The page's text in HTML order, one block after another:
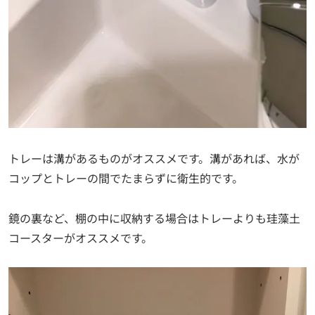
トレーは溝があるものがオススメです。溝があれば、水が
コップとトレーの間でたまらずに衛生的です。
鏡の裏など、棚の中に収納する場合はトレーよりも珪藻土
コースターがオススメです。